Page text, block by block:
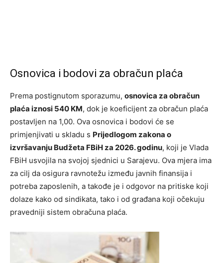
Osnovica i bodovi za obračun plaća
Prema postignutom sporazumu, osnovica za obračun
plaća iznosi 540 KM, dok je koeficijent za obračun plaća
postavljen na 1,00. Ova osnovica i bodovi će se
primjenjivati u skladu s Prijedlogom zakona o
izvršavanju Budžeta FBiH za 2026. godinu, koji je Vlada
FBiH usvojila na svojoj sjednici u Sarajevu. Ova mjera ima
za cilj da osigura ravnotežu između javnih finansija i
potreba zaposlenih, a takođe je i odgovor na pritiske koji
dolaze kako od sindikata, tako i od građana koji očekuju
pravedniji sistem obračuna plaća.